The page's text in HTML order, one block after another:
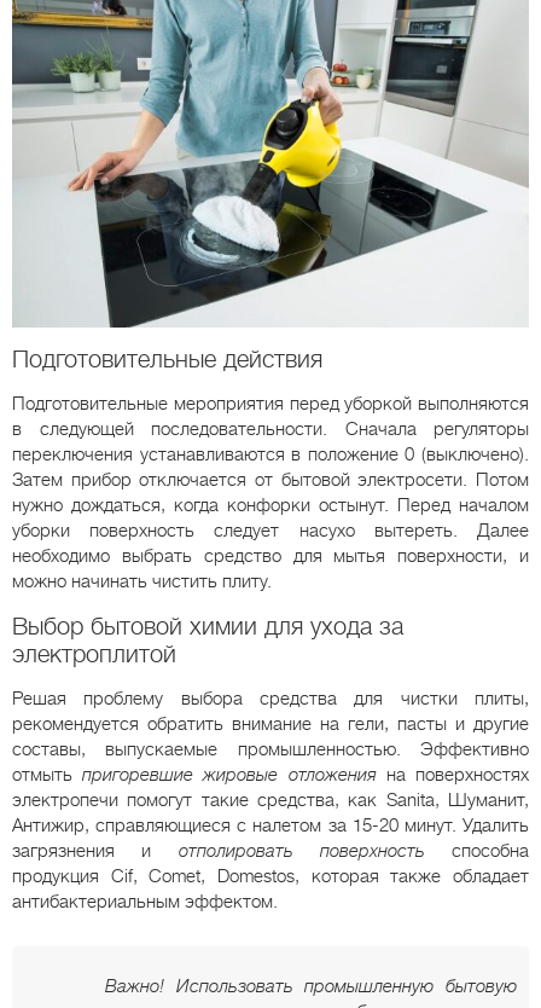
Подготовительные действия
Подготовительные мероприятия перед уборкой выполняются
в следующей последовательности. Сначала регуляторы
переключения устанавливаются в положение 0 (выключено).
Затем прибор отключается от бытовой электросети. Потом
нужно дождаться, когда конфорки остынут. Перед началом
уборки поверхность следует насухо вытереть. Далее
необходимо выбрать средство для мытья поверхности, и
можно начинать чистить плиту.
Выбор бытовой химии для ухода за
электроплитой
Решая проблему выбора средства для чистки плиты,
рекомендуется обратить внимание на гели, пасты и другие
составы, выпускаемые промышленностью. Эффективно
отмытьпригоревшие жировые отложения на поверхностях
электропечи помогут такие средства, как Sanita, Шуманит,
Антижир, справляющиеся с налетом за 15-20 минут. Удалить
загрязнения и отполировать поверхность способна
продукция Cif, Comet, Domestos, которая также обладает
антибактериальным эффектом.
Важно! Использовать промышленную бытовую